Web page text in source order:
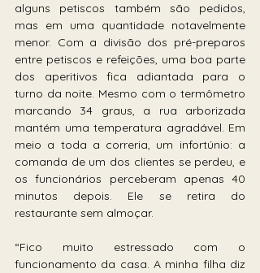
alguns petiscos também são pedidos,
mas em uma quantidade notavelmente
menor. Com a divisão dos pré-preparos
entre petiscos e refeições, uma boa parte
dos aperitivos fica adiantada para o
turno da noite. Mesmo com o termômetro
marcando 34 graus, a rua arborizada
mantém uma temperatura agradável. Em
meio a toda a correria, um infortúnio: a
comanda de um dos clientes se perdeu, e
os funcionários perceberam apenas 40
minutos depois. Ele se retira do
restaurante sem almoçar.
“Fico muito estressado com o
funcionamento da casa. A minha filha diz